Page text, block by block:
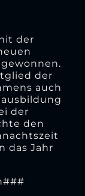
der
der
auch
der
den
das Jahr